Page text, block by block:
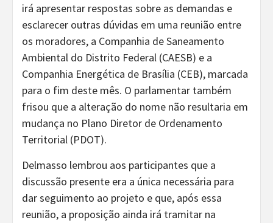
irá apresentar respostas sobre as demandas e
esclarecer outras dúvidas em uma reunião entre
os moradores, a Companhia de Saneamento
Ambiental do Distrito Federal (CAESB) e a
Companhia Energética de Brasília (CEB), marcada
para o fim deste mês. O parlamentar também
frisou que a alteração do nome não resultaria em
mudança no Plano Diretor de Ordenamento
Territorial (PDOT).
Delmasso lembrou aos participantes que a
discussão presente era a única necessária para
dar seguimento ao projeto e que, após essa
reunião, a proposição ainda irá tramitar na